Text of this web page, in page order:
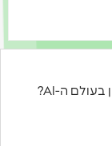
רוצים לקבל עדכונים על כל מה שחדש ומעניין בעולם ה-AI?